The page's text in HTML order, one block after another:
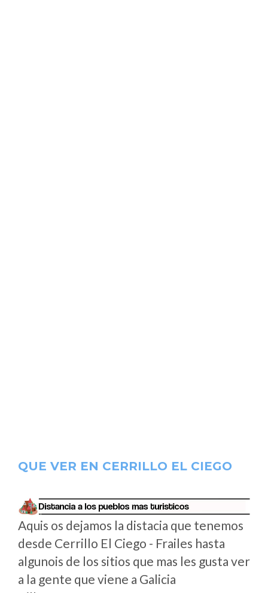
QUE VER EN CERRILLO EL CIEGO
Aquis os dejamos la distacia que tenemos
desde Cerrillo El Ciego - Frailes hasta
algunois de los sitios que mas les gusta ver
a la gente que viene a Galicia